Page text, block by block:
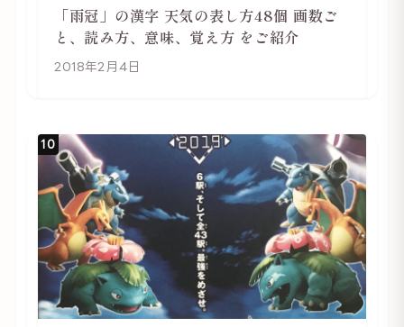
「雨冠」の漢字 天気の表し方48個 画数ご
と、読み方、意味、覚え方 をご紹介
2018年2月4日
10